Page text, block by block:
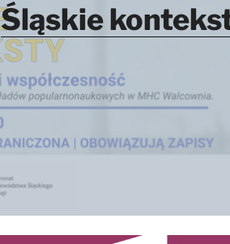
Śląskie